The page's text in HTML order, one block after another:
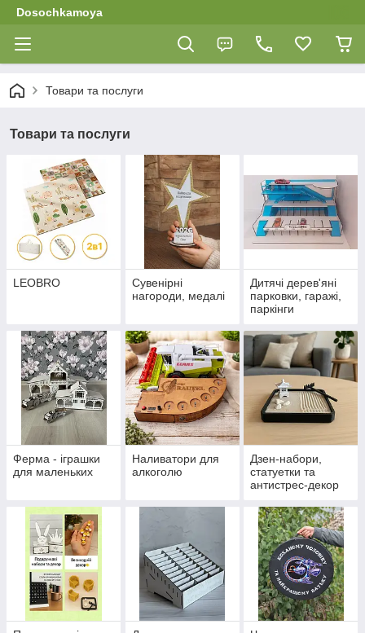
Dosochkamoya
Товари та послуги
Товари та послуги
LEOBRO
Сувенірні
нагороди, медалі
Дитячі дерев'яні
парковки, гаражі,
паркінги
Ферма - іграшки
для маленьких
Наливатори для
алкоголю
Дзен-набори,
статуетки та
антистрес-декор